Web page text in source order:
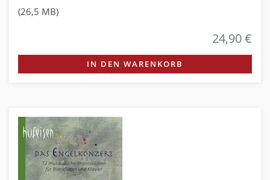
(26,5 MB)
24,90 €
IN DEN WARENKORB